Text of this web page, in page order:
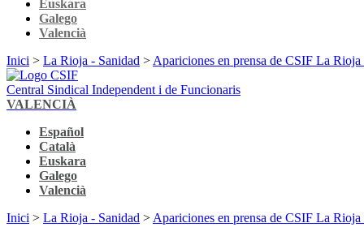
Euskara
Galego
Valencià
Inici > La Rioja - Sanidad > Apariciones en prensa de CSIF La
Central Sindical Independent i de Funcionaris
VALENCIÀ
Español
Català
Euskara
Galego
Valencià
Inici > La Rioja - Sanidad > Apariciones en prensa de CSIF La